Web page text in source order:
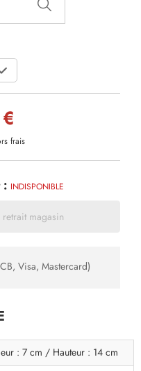
frais
: INDISPONIBLE
magasin
Visa, Mastercard)
: 7 cm / Hauteur : 14 cm